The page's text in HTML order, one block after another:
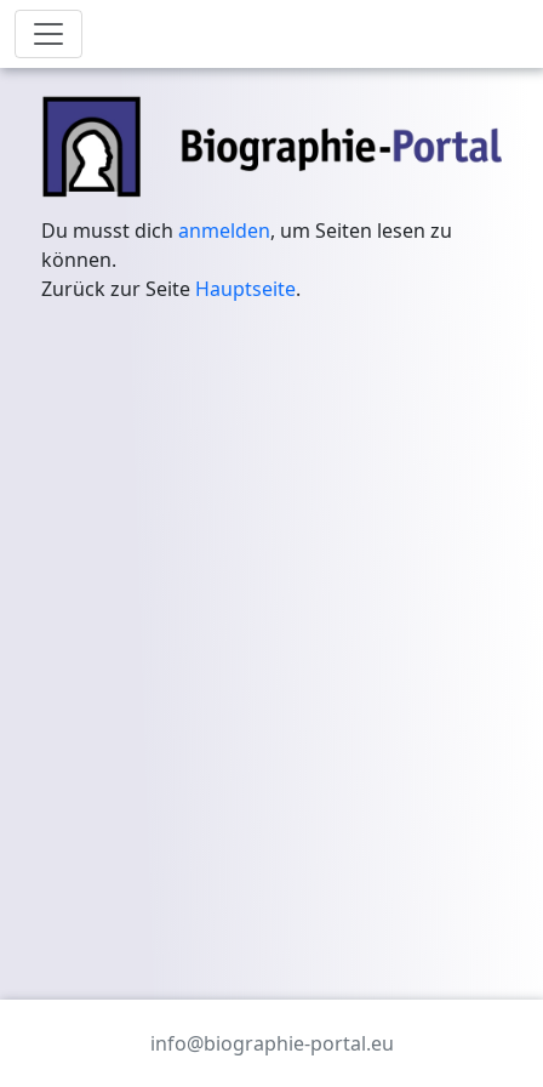
Du musst dichanmelden, um Seiten lesen zu
können.
Zurück zur Seite Hauptseite.
info@biographie-portal.eu